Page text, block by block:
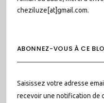
cheziluze[at]gmail.com.
ABONNEZ-VOUS À CE
Saisissez votre adresse
recevoir une notification de